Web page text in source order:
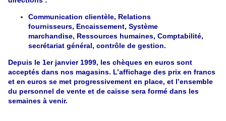
Communication clientèle, Relations
fournisseurs, Encaissement, Système
marchandise, Ressources humaines, Comptabilité,
secrétariat général, contrôle de gestion.
Depuis le 1er janvier 1999, les chèques en euros sont
acceptés dans nos magasins. L’affichage des prix en francs
et en euros se met progressivement en place, et l’ensemble
du personnel de vente et de caisse sera formé dans les
semaines à venir.